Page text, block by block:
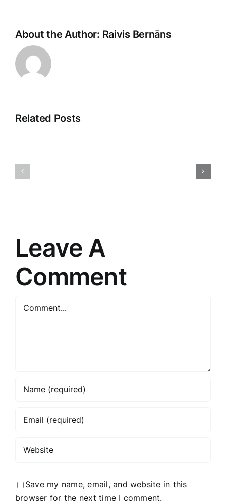
About the Author: Raivis Bernāns
Related Posts
Māksla
Leave A
Comment
Comment
Save my name, email, and website in this
browser for the next time I comment.